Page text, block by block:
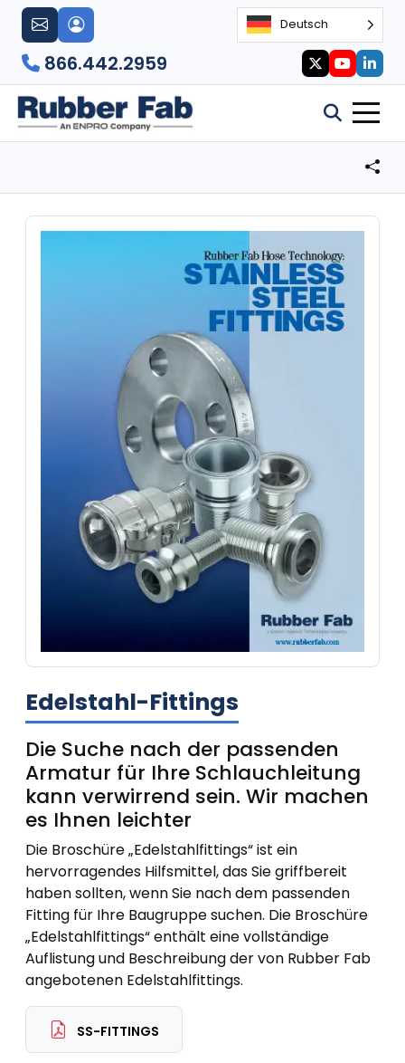
Deutsch
866.442.2959
Edelstahl-Fittings
Die Suche nach der passenden
Armatur für Ihre Schlauchleitung
kann verwirrend sein. Wir machen
es Ihnen leichter
Die Broschüre „Edelstahlfittings“ ist ein
hervorragendes Hilfsmittel, das Sie griffbereit
haben sollten, wenn Sie nach dem passenden
Fitting für Ihre Baugruppe suchen. Die Broschüre
„Edelstahlfittings“ enthält eine vollständige
Auflistung und Beschreibung der von Rubber Fab
angebotenen Edelstahlfittings.
SS-FITTINGS